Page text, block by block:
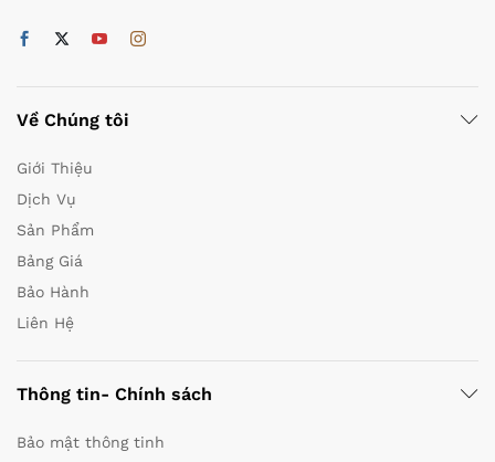
Về Chúng tôi
Giới Thiệu
Dịch Vụ
Sản Phẩm
Bảng Giá
Bảo Hành
Liên Hệ
Thông tin- Chính sách
Bảo mật thông tinh